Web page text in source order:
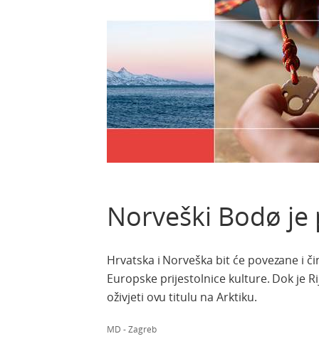
Norveški Bodø
Hrvatska i Norveška bit će povezane i
Europske prijestolnice kulture. Dok je
oživjeti ovu titulu na Arktiku.
MD - Zagreb